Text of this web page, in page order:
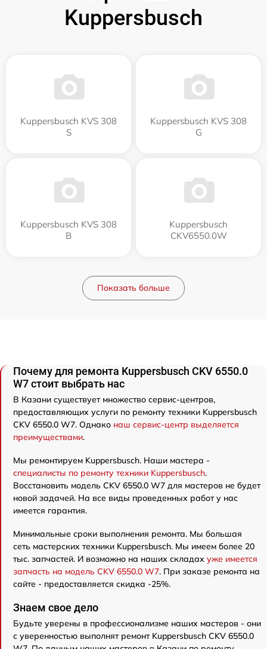
Kuppersbusch
Kuppersbusch KVS 308
S
Kuppersbusch KVS 308
G
Kuppersbusch KVS 308
B
Kuppersbusch
CKV6550.0W
Показать больше
Почему для ремонта Kuppersbusch CKV 6550.0
W7 стоит выбрать нас
В Казани существует множество сервис-центров,
предоставляющих услуги по ремонту техники Kuppersbusch
CKV 6550.0 W7. Однако наш сервис-центр выделяется
преимуществами.
Мы ремонтируем Kuppersbusch. Наши мастера -
специалисты по ремонту техники Kuppersbusch.
Восстановить модель CKV 6550.0 W7 для мастеров не будет
новой задачей. На все виды проведенных работ у нас
имеется гарантия.
Минимальные сроки выполнения ремонта. Мы большая
сеть мастерских техники Kuppersbusch. Мы имеем более 20
тыс. запчастей. И возможно на наших складах уже имеется
запчасть на модель CKV 6550.0 W7. При заказе ремонта на
сайте - предоставляется скидка -25%.
Знаем свое дело
Будьте уверены в профессионализме наших мастеров - они
с уверенностью выполнят ремонт Kuppersbusch CKV 6550.0